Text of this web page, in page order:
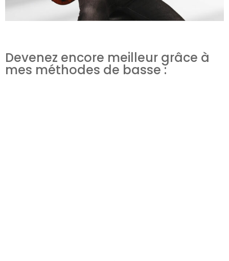
Devenez encore meilleur grâce à
mes méthodes de basse :